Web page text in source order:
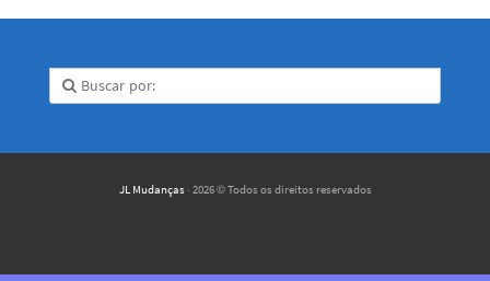
JL Mudanças· 2026 © Todos os direitos reservados